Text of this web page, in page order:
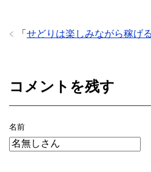
「 せどりは楽しみながら稼げ
コメントを残す
名前